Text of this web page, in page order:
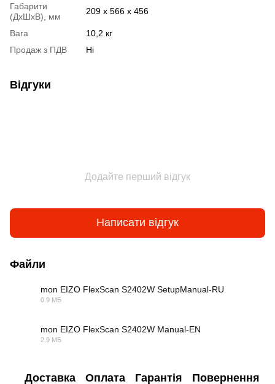
Габарити
(ДхШхВ), мм
209 x 566 x 456
Вага
10,2 кг
Продаж з ПДВ
Ні
Відгуки
Додайте перший відгук
Написати відгук
Файли
mon EIZO FlexScan S2402W SetupManual-RU
0.9 МБ
mon EIZO FlexScan S2402W Manual-EN
2.9 МБ
Доставка Оплата Гарантія Повернення